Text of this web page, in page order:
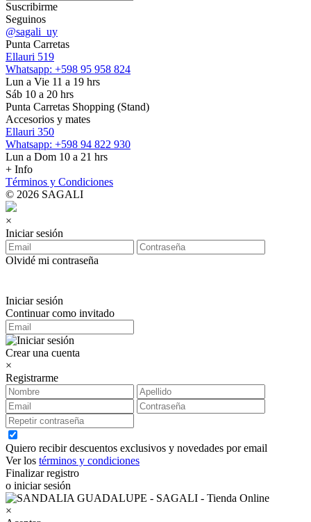
Suscribirme
Seguinos
@sagali_uy
Punta Carretas
Ellauri 519
Whatsapp: +598 95 958 824
Lun a Vie 11 a 19 hrs
Sáb 10 a 20 hrs
Punta Carretas Shopping (Stand)
Accesorios y mates
Ellauri 350
Whatsapp: +598 94 822 930
Lun a Dom 10 a 21 hrs
+ Info
Términos y Condiciones
© 2026 SAGALI
×
Iniciar sesión
Olvidé mi contraseña
Iniciar sesión
Continuar como invitado
Crear una cuenta
×
Registrarme
Quiero recibir descuentos exclusivos y novedades por email
Ver los términos y condiciones
Finalizar registro
o iniciar sesión
×